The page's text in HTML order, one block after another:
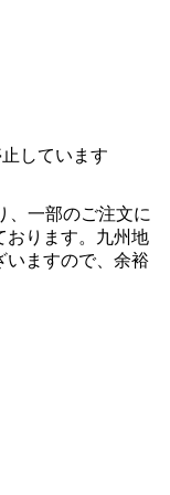
しています
、一部のご注文に
おります。九州地
いますので、余裕